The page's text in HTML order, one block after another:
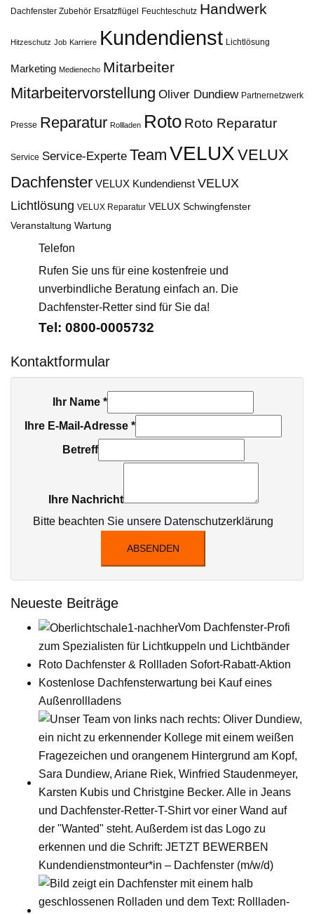
Dachfenster Zubehör Ersatzflügel Feuchteschutz Handwerk
Hitzeschutz Job Karriere Kundendienst Lichtlösung
Marketing Medienecho Mitarbeiter
Mitarbeitervorstellung Oliver Dundiew Partnernetzwerk
Presse Reparatur Rollladen Roto Roto Reparatur
Service Service-Experte Team VELUX VELUX
Dachfenster VELUX Kundendienst VELUX
Lichtlösung VELUX Reparatur VELUX Schwingfenster
Veranstaltung Wartung
Telefon
Rufen Sie uns für eine kostenfreie und
unverbindliche Beratung einfach an. Die
Dachfenster-Retter sind für Sie da!
Tel: 0800-0005732
Kontaktformular
Ihr Name *
Ihre E-Mail-Adresse *
Betreff
Ihre Nachricht
Bitte beachten Sie unsere Datenschutzerklärung
ABSENDEN
Neueste Beiträge
Vom Dachfenster-Profi
zum Spezialisten für Lichtkuppeln und Lichtbänder
Roto Dachfenster & Rollladen Sofort-Rabatt-Aktion
Kostenlose Dachfensterwartung bei Kauf eines
Außenrollladens
Kundendienstmonteur*in – Dachfenster (m/w/d)